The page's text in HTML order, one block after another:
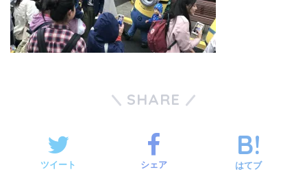
SHARE
ツイート シェア はてブ